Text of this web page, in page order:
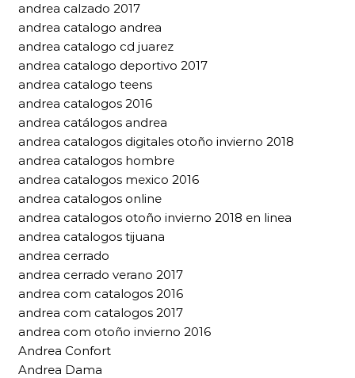
andrea calzado 2017
andrea catalogo andrea
andrea catalogo cd juarez
andrea catalogo deportivo 2017
andrea catalogo teens
andrea catalogos 2016
andrea catálogos andrea
andrea catalogos digitales otoño invierno 2018
andrea catalogos hombre
andrea catalogos mexico 2016
andrea catalogos online
andrea catalogos otoño invierno 2018 en linea
andrea catalogos tijuana
andrea cerrado
andrea cerrado verano 2017
andrea com catalogos 2016
andrea com catalogos 2017
andrea com otoño invierno 2016
Andrea Confort
Andrea Dama